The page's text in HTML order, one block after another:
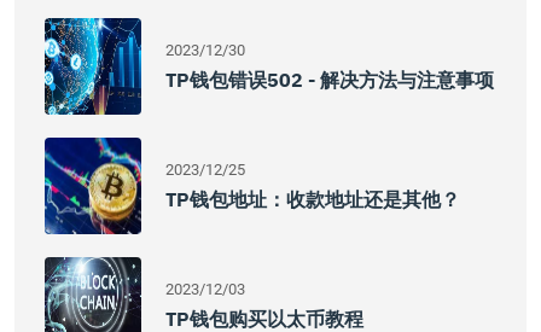
2023/12/30
TP钱包错误502 - 解决方法与注意事项
2023/12/25
TP钱包地址：收款地址还是其他？
2023/12/03
TP钱包购买以太币教程